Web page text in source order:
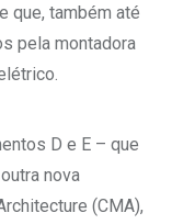
que, também até
pela montadora
D e E – que
nova
(CMA),